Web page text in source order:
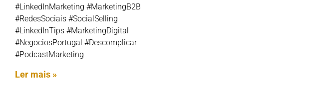
#LinkedInMarketing #MarketingB2B
#RedesSociais #SocialSelling
#LinkedInTips #MarketingDigital
#NegociosPortugal #Descomplicar
#PodcastMarketing
Ler mais »